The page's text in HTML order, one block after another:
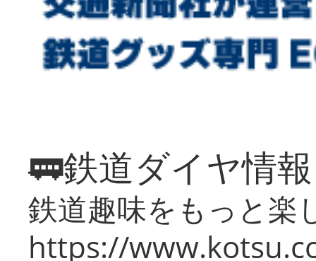
🚃鉄道ダイヤ情
鉄道趣味をもっと楽
https://